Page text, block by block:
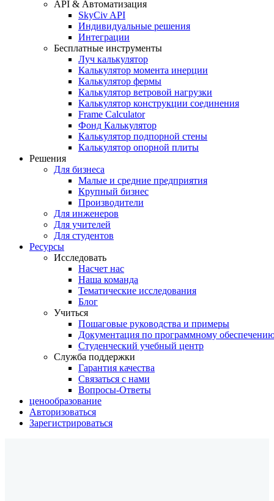
API & Автоматизация
SkyCiv API
Индивидуальные решения
Интеграции
Бесплатные инструменты
Луч калькулятор
Калькулятор момента инерции
Калькулятор фермы
Калькулятор ветровой нагрузки
Калькулятор конструкции соединения
Frame Calculator
Фонд Калькулятор
Калькулятор подпорной стены
Калькулятор опорной плиты
Решения
Для бизнеса
Малые и средние предприятия
Крупный бизнес
Производители
Для инженеров
Для учителей
Для студентов
Ресурсы
Исследовать
Насчет нас
Наша команда
Тематические исследования
Блог
Учиться
Пошаговые руководства и примеры
Документация по программному
Студенческий учебный центр
Служба поддержки
Гарантия качества
Связаться с нами
Вопросы-Ответы
ценообразование
Авторизоваться
Зарегистрироваться